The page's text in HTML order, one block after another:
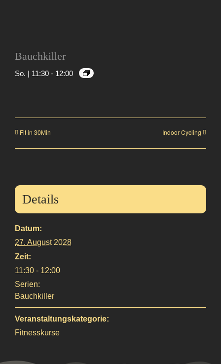
Bauchkiller
So. | 11:30 - 12:00
Fit in 30Min Indoor Cycling
Details
Datum:
27. August 2028
Zeit:
11:30 - 12:00
Serien:
Bauchkiller
Veranstaltungskategorie:
Fitnesskurse